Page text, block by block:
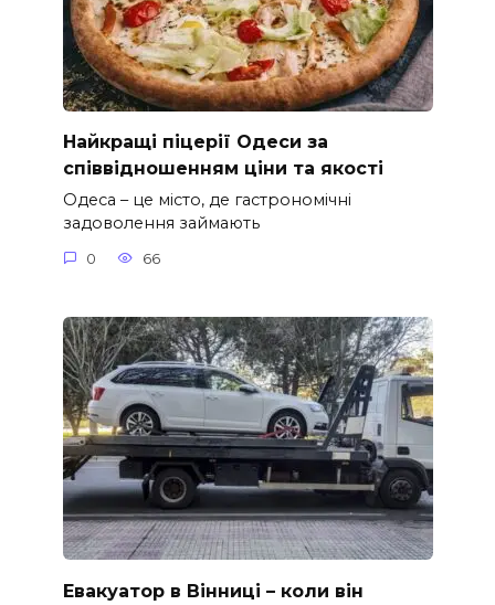
Найкращі піцерії Одеси за
співвідношенням ціни та якості
Одеса – це місто, де гастрономічні
задоволення займають
0 66
Евакуатор в Вінниці – коли він